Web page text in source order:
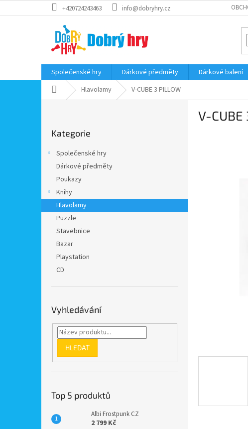
na
+420724243463 info@dobryhry.cz
Společenské hry Dárkové předměty Dárkové balení
Domů Hlavolamy V-CUBE 3 PILLOW
a
kategorie
Kategorie
Společenské hry
Dárkové předměty
Poukazy
Knihy
Hlavolamy
Puzzle
Stavebnice
Bazar
Playstation
CD
Vyhledávání
HLEDAT
Top 5 produktů
Albi Frostpunk CZ
2 799 Kč
V-CUBE